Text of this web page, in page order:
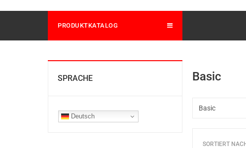
PRODUKTKATALOG
Basic
SORTIERT
SPRACHE
Deutsch